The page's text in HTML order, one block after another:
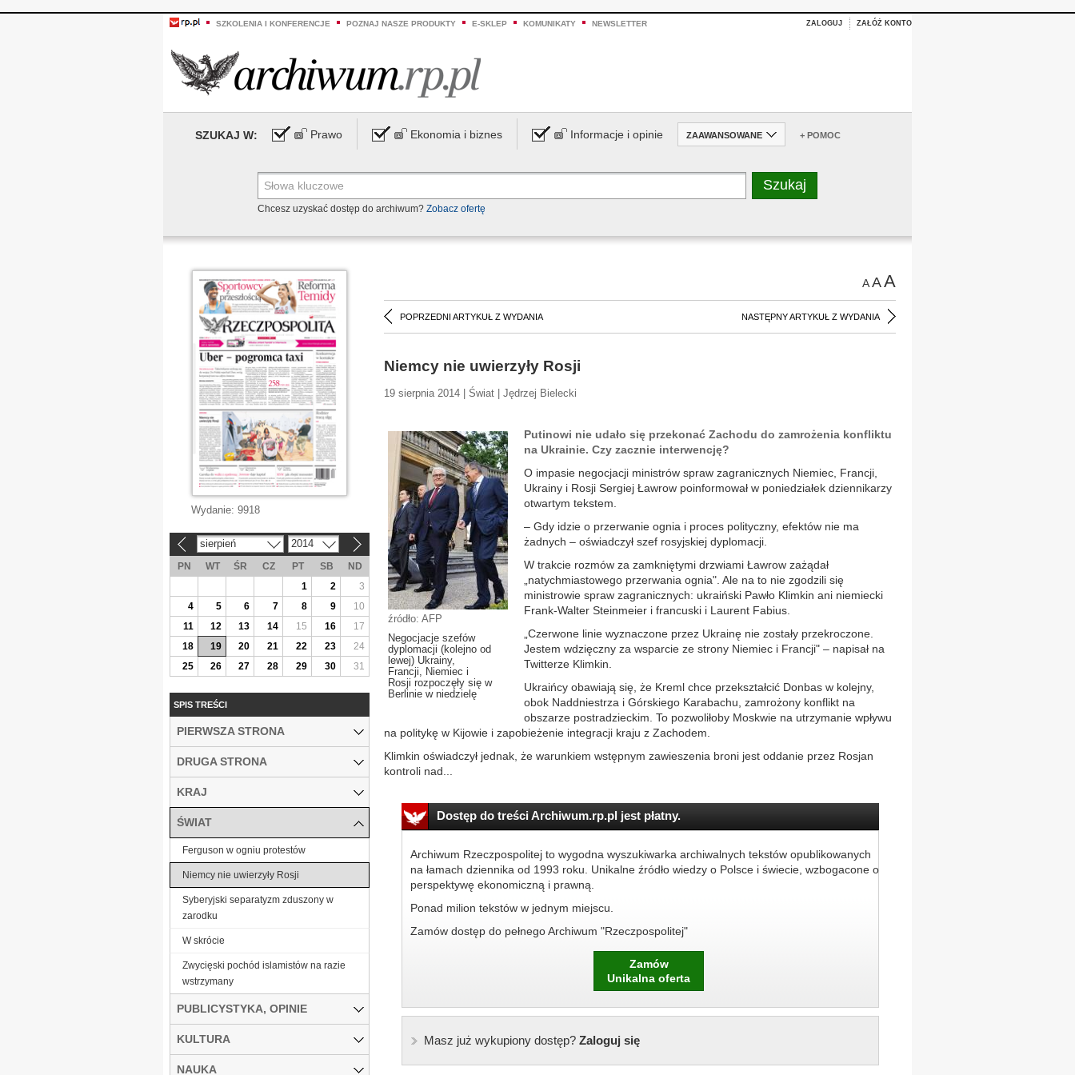
SZKOLENIA I KONFERENCJE POZNAJ NASZE PRODUKTY E-SKLEP KOMUNIKATY NEWSLETTER ZALOGUJ ZAŁÓŻ KONTO
SZUKAJ W: Prawo Ekonomia i biznes Informacje i opinie ZAAWANSOWANE + POMOC
Chcesz uzyskać dostęp do archiwum? Zobacz ofertę
AAA
POPRZEDNI ARTYKUŁ Z WYDANIA NASTĘPNY ARTYKUŁ Z WYDANIA
Niemcy nie uwierzyły Rosji
19 sierpnia 2014 | Świat | Jędrzej Bielecki
źródło: AFP
Negocjacje szefów
dyplomacji (kolejno od
lewej) Ukrainy,
Francji, Niemiec i
Rosji rozpoczęły się w
Berlinie w niedzielę
Putinowi nie udało się przekonać Zachodu do zamrożenia konfliktu
na Ukrainie. Czy zacznie interwencję?
O impasie negocjacji ministrów spraw zagranicznych Niemiec, Francji,
Ukrainy i Rosji Sergiej Ławrow poinformował w poniedziałek dziennikarzy
otwartym tekstem.
– Gdy idzie o przerwanie ognia i proces polityczny, efektów nie ma
żadnych – oświadczył szef rosyjskiej dyplomacji.
W trakcie rozmów za zamkniętymi drzwiami Ławrow zażądał
„natychmiastowego przerwania ognia". Ale na to nie zgodzili się
ministrowie spraw zagranicznych: ukraiński Pawło Klimkin ani niemiecki
Frank-Walter Steinmeier i francuski i Laurent Fabius.
„Czerwone linie wyznaczone przez Ukrainę nie zostały przekroczone.
Jestem wdzięczny za wsparcie ze strony Niemiec i Francji" – napisał na
Twitterze Klimkin.
Ukraińcy obawiają się, że Kreml chce przekształcić Donbas w kolejny,
obok Naddniestrza i Górskiego Karabachu, zamrożony konflikt na
obszarze postradzieckim. To pozwoliłoby Moskwie na utrzymanie wpływu
na politykę w Kijowie i zapobieżenie integracji kraju z Zachodem.
Klimkin oświadczył jednak, że warunkiem wstępnym zawieszenia broni jest oddanie przez Rosjan
kontroli nad...
Dostęp do treści Archiwum.rp.pl jest płatny.
Archiwum Rzeczpospolitej to wygodna wyszukiwarka archiwalnych tekstów opublikowanych
na łamach dziennika od 1993 roku. Unikalne źródło wiedzy o Polsce i świecie, wzbogacone o
perspektywę ekonomiczną i prawną.
Ponad milion tekstów w jednym miejscu.
Zamów dostęp do pełnego Archiwum "Rzeczpospolitej"
Zamów
Unikalna oferta
Masz już wykupiony dostęp?Zaloguj się
Wydanie: 9918
sierpień 2014
PN WT ŚR CZ PT SB
ND
1
2
3
4
5 6 7 8 9
10
11
12 13 14 15 16
17
18
19 20 21 22 23
24
25
26 27 28 29 30 31
SPIS TREŚCI
PIERWSZA STRONA
DRUGA STRONA
KRAJ
ŚWIAT
Ferguson w ogniu protestów
Niemcy nie uwierzyły Rosji
Syberyjski separatyzm zduszony w
zarodku
W skrócie
Zwycięski pochód islamistów na razie
wstrzymany
PUBLICYSTYKA, OPINIE
KULTURA
NAUKA